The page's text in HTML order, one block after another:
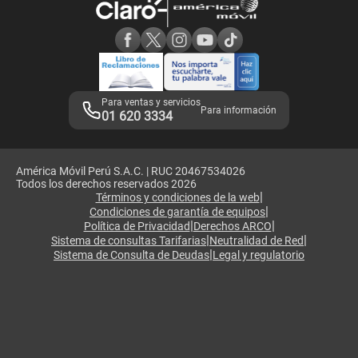
Adquirientes iPhone 6, 6S y SE
Mensaje de Seguridad
Términos y Condiciones de Tienda Claro
Libro de Reclamaciones
Legales de marketplace
Para ventas y servicios
01 620 3334 Para información
América Móvil Perú S.A.C. | RUC 20467534026
Todos los derechos reservados 2026
Términos y condiciones de la web|
Condiciones de garantía de equipos|
Política de Privacidad|Derechos ARCO|
Sistema de consultas Tarifarias|Neutralidad de Red|
Sistema de Consulta de Deudas|Legal y regulatorio